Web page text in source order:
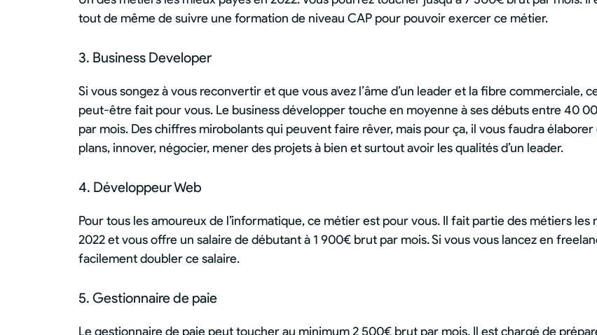
tout de même de suivre une formation de niveau CAP pour pouvoir exercer ce métier.
3. Business Developer
Si vous songez à vous reconvertir et que vous avez l’âme d’un leader et la fibre commerciale,
peut-être fait pour vous. Le business développer touche en moyenne à ses débuts entre 40
par mois. Des chiffres mirobolants qui peuvent faire rêver, mais pour ça, il vous faudra élaborer
plans, innover, négocier, mener des projets à bien et surtout avoir les qualités d’un leader.
4. Développeur Web
Pour tous les amoureux de l’informatique, ce métier est pour vous. Il fait partie des métiers les
2022 et vous offre un salaire de débutant à 1 900€ brut par mois. Si vous vous lancez en
facilement doubler ce salaire.
5. Gestionnaire de paie
Le gestionnaire de paie peut toucher au minimum 2 500€ brut par mois. Il est chargé de